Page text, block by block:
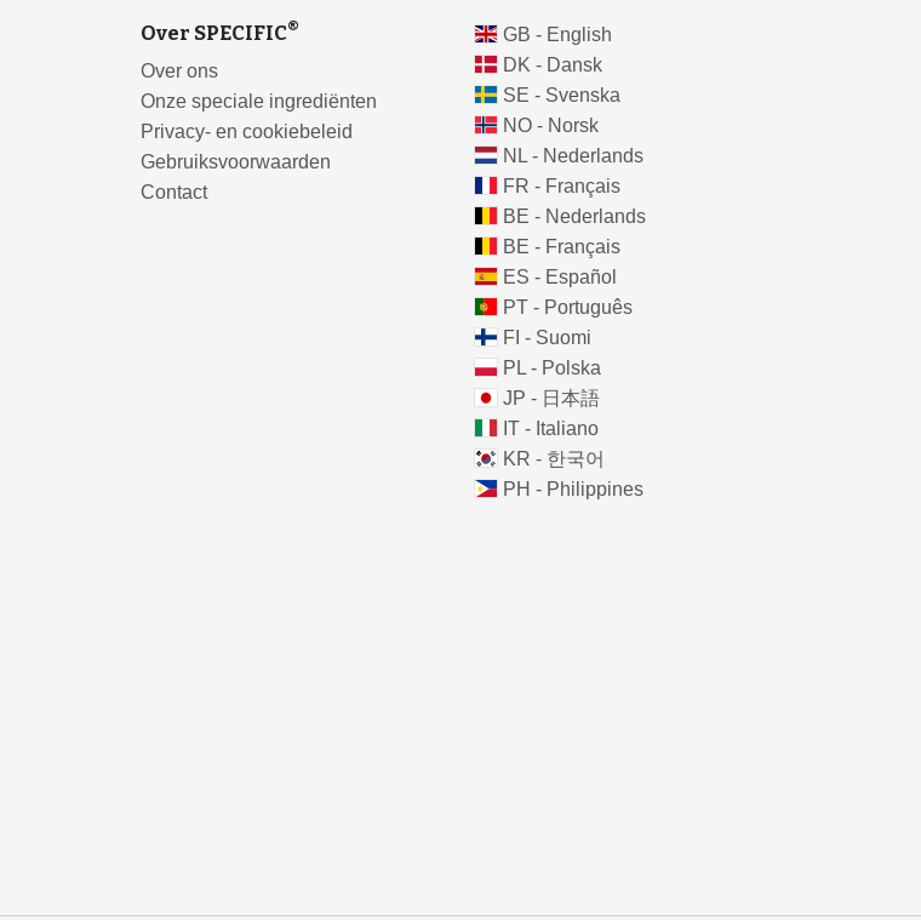
Over SPECIFIC®
Over ons
Onze speciale ingrediënten
Privacy- en cookiebeleid
Gebruiksvoorwaarden
Contact
GB - English
DK - Dansk
SE - Svenska
NO - Norsk
NL - Nederlands
FR - Français
BE - Nederlands
BE - Français
ES - Español
PT - Português
FI - Suomi
PL - Polska
JP - 日本語
IT - Italiano
KR - 한국어
PH - Philippines